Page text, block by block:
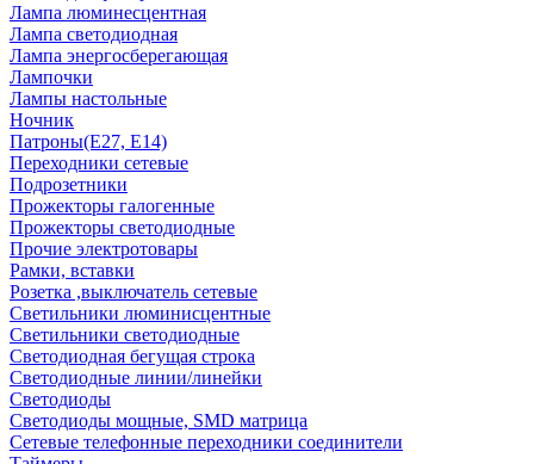
Лампа люминесцентная
Лампа светодиодная
Лампа энергосберегающая
Лампочки
Лампы настольные
Ночник
Патроны(Е27, Е14)
Переходники сетевые
Подрозетники
Прожекторы галогенные
Прожекторы светодиодные
Прочие электротовары
Рамки, вставки
Розетка ,выключатель сетевые
Светильники люминисцентные
Светильники светодиодные
Светодиодная бегущая строка
Светодиодные линии/линейки
Светодиоды
Светодиоды мощные, SMD матрица
Сетевые телефонные переходники соединители